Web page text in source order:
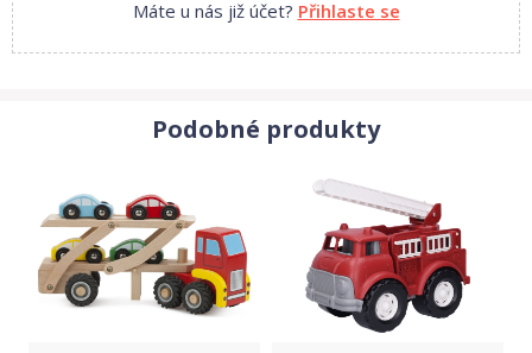
Máte u nás již účet? Přihlaste se
Podobné produkty